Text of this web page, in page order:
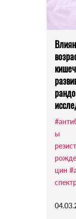
ы
цин